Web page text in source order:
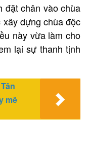
đặt chân vào chùa
dựng chùa độc
này vừa làm cho
lại sự thanh tịnh
mê